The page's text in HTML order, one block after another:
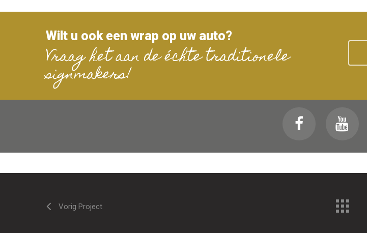
Wilt u ook een wrap op uw auto?
Vraag het aan de échte traditionele
signmakers!
Vorig Project